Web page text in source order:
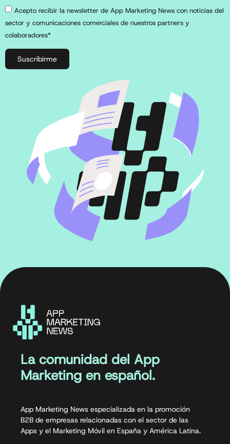
Acepto recibir la newsletter de App Marketing News con noticias del
sector y comunicaciones comerciales de nuestros partners y
colaboradores*
Suscribirme
La comunidad del App
Marketing en español.
App Marketing News especializada en la promoción
B2B de empresas relacionadas con el sector de las
Apps y el Marketing Móvil en España y América Latina.